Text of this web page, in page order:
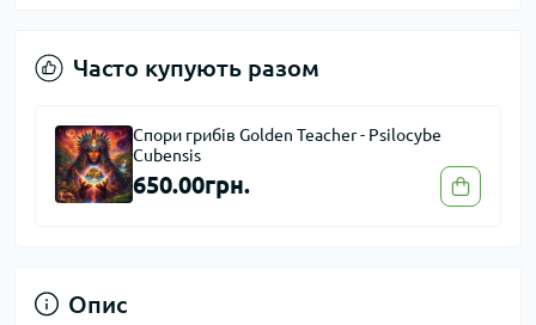
Часто купують разом
Спори грибів Golden Teacher - Psilocybe
Cubensis
650.00грн.
Опис